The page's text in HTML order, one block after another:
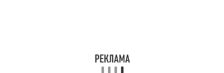
Проверить наступление беременности с помощью